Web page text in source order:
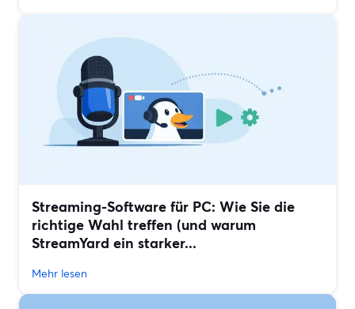
Streaming-Software für PC: Wie Sie die
richtige Wahl treffen (und warum
StreamYard ein starker...
Mehr lesen